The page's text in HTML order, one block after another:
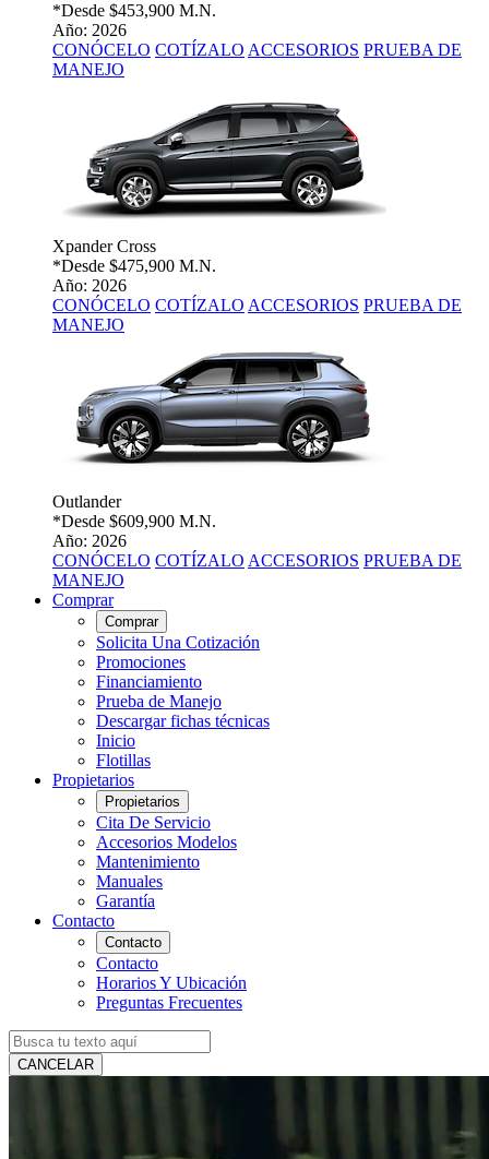
*Desde $453,900 M.N.
Año: 2026
CONÓCELO COTÍZALO ACCESORIOS PRUEBA DE
MANEJO
Xpander Cross
*Desde $475,900 M.N.
Año: 2026
CONÓCELO COTÍZALO ACCESORIOS PRUEBA DE
MANEJO
Outlander
*Desde $609,900 M.N.
Año: 2026
CONÓCELO COTÍZALO ACCESORIOS PRUEBA DE
MANEJO
Comprar
Comprar
Solicita Una Cotización
Promociones
Financiamiento
Prueba de Manejo
Descargar fichas técnicas
Inicio
Flotillas
Propietarios
Propietarios
Cita De Servicio
Accesorios Modelos
Mantenimiento
Manuales
Garantía
Contacto
Contacto
Contacto
Horarios Y Ubicación
Preguntas Frecuentes
CANCELAR